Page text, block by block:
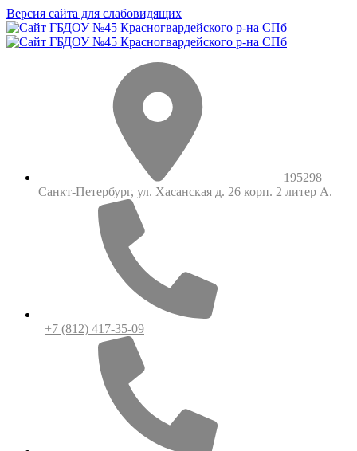
Версия сайта для слабовидящих
195298
Санкт-Петербург, ул. Хасанская д. 26 корп. 2 литер А.
+7 (812) 417-35-09